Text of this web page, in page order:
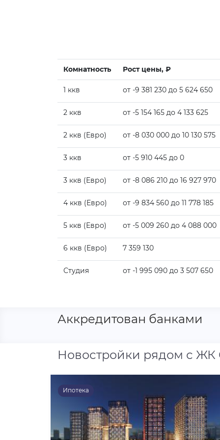
Комнатность Рост цены, ₽
1 ккв от -9 381 230 до 5 624 650
2 ккв от -5 154 165 до 4 133 625
2 ккв (Евро) от -8 030 000 до 10 130 575
3 ккв от -5 910 445 до 0
3 ккв (Евро) от -8 086 210 до 16 927 970
4 ккв (Евро) от -9 834 560 до 11 778 185
5 ккв (Евро) от -5 009 260 до 4 088 000
6 ккв (Евро) 7 359 130
Студия от -1 995 090 до 3 507 650
Аккредитован банками
Новостройки рядом с ЖК
Ипотека